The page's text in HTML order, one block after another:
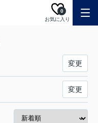
お気に入り
0
変更
変更